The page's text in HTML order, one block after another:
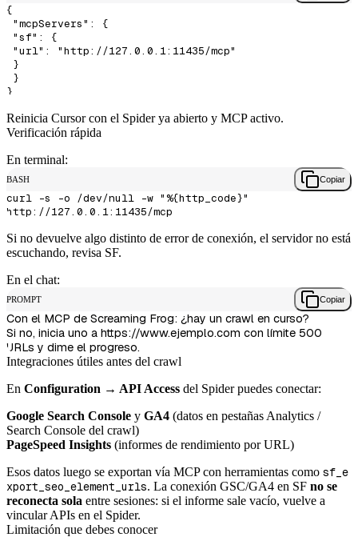
{
Reinicia Cursor con el Spider ya abierto y MCP activo.
Verificación rápida
En terminal:
BASH Copiar
curl -s -o /dev/null -w "%{http_code}"
Si no devuelve algo distinto de error de conexión, el servidor no está
escuchando, revisa SF.
En el chat:
PROMPT Copiar
Con el MCP de Screaming Frog: ¿hay un crawl en curso?
Si no, inicia uno a https://www.ejemplo.com con límite 500
Integraciones útiles antes del crawl
En Configuration → API Access del Spider puedes conectar:
Google Search Console y GA4 (datos en pestañas Analytics /
Search Console del crawl)
PageSpeed Insights (informes de rendimiento por URL)
Esos datos luego se exportan vía MCP con herramientas como sf_e
xport_seo_element_urls. La conexión GSC/GA4 en SF no se
reconecta sola entre sesiones: si el informe sale vacío, vuelve a
vincular APIs en el Spider.
Limitación que debes conocer